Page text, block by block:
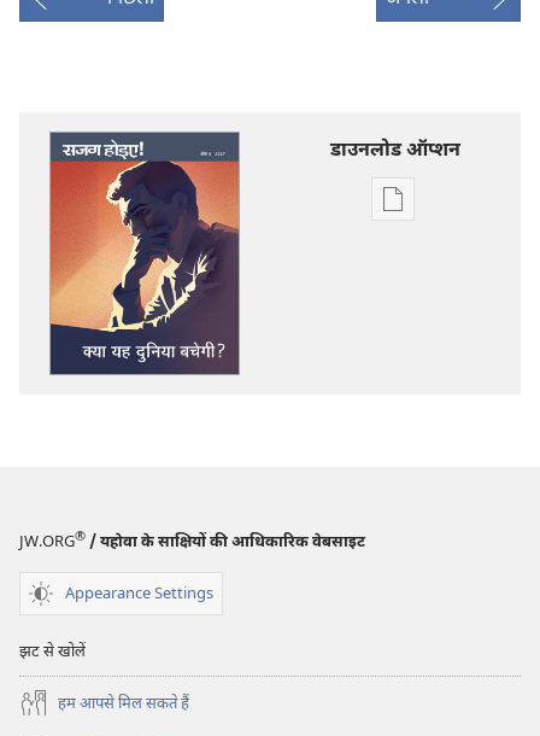
डाउनलोड ऑप्शन
डिजिटल
JW.ORG® / यहोवा के साक्षियों की आधिकारिक वेबसाइट
Appearance Settings
झट से खोलें
हम आपसे मिल सकते हैं